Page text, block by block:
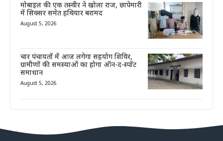
मोबाइल की एक तस्वीर ने खोला राज, छापेमारी
में सिक्सर समेत हथियार बरामद
August 5, 2026
चार पंचायतों में आज लगेगा सहयोग शिविर,
ग्रामीणों की समस्याओं का होगा ऑन-द-स्पॉट
समाधान
August 5, 2026